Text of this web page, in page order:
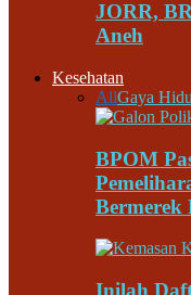
JORR,
Aneh
Kesehatan
AllGaya
BPOM
Inilah